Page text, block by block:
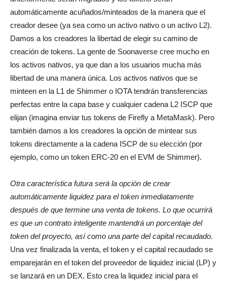
automáticamente acuñados/minteados de la manera que el
creador desee (ya sea como un activo nativo o un activo L2).
Damos a los creadores la libertad de elegir su camino de
creación de tokens. La gente de Soonaverse cree mucho en
los activos nativos, ya que dan a los usuarios mucha más
libertad de una manera única. Los activos nativos que se
minteen en la L1 de Shimmer o IOTA tendrán transferencias
perfectas entre la capa base y cualquier cadena L2 ISCP que
elijan (imagina enviar tus tokens de Firefly a MetaMask). Pero
también damos a los creadores la opción de mintear sus
tokens directamente a la cadena ISCP de su elección (por
ejemplo, como un token ERC-20 en el EVM de Shimmer).
Otra característica futura será la opción de crear
automáticamente liquidez para el token inmediatamente
después de que termine una venta de tokens. Lo que ocurrirá
es que un contrato inteligente mantendrá un porcentaje del
token del proyecto, así como una parte del capital recaudado.
Una vez finalizada la venta, el token y el capital recaudado se
emparejarán en el token del proveedor de liquidez inicial (LP) y
se lanzará en un DEX. Esto crea la liquidez inicial para el